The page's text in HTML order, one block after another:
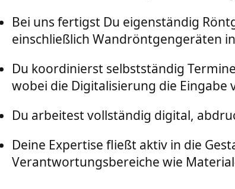
Bei uns fertigst Du eigenständig
einschließlich Wandröntgengeräten
Du koordinierst selbstständig
wobei die Digitalisierung die Eingabe
Du arbeitest vollständig digital,
Deine Expertise fließt aktiv in die
Verantwortungsbereiche wie